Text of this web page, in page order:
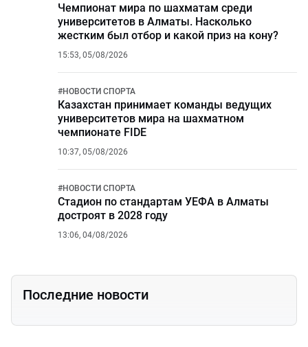
Чемпионат мира по шахматам среди
университетов в Алматы. Насколько
жестким был отбор и какой приз на кону?
15:53, 05/08/2026
#НОВОСТИ СПОРТА
Казахстан принимает команды ведущих
университетов мира на шахматном
чемпионате FIDE
10:37, 05/08/2026
#НОВОСТИ СПОРТА
Стадион по стандартам УЕФА в Алматы
достроят в 2028 году
13:06, 04/08/2026
Последние новости